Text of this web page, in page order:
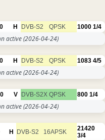
H DVB-S2 QPSK 1000 1/4
active(2026-04-24)
H DVB-S2 QPSK 1083 4/5
active(2026-04-24)
V DVB-S2X QPSK 800 1/4
active(2026-04-24)
H DVB-S2 16APSK
21420
3/4